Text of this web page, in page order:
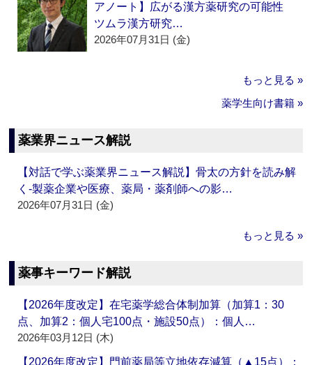
アノート】広がる漢方薬研究の可能性
ツムラ漢方研究…
2026年07月31日 (金)
もっと見る »
薬学生向け書籍 »
薬業界ニュース解説
【対話で学ぶ薬業界ニュース解説】骨太の方針を読み解
く‐製薬企業や医療、薬局・薬剤師への影…
2026年07月31日 (金)
もっと見る »
薬事キーワード解説
【2026年度改定】在宅薬学総合体制加算（加算1：30
点、加算2：個人宅100点・施設50点）：個人…
2026年03月12日 (木)
【2026年度改定】門前薬局等立地依存減算（▲15点）：